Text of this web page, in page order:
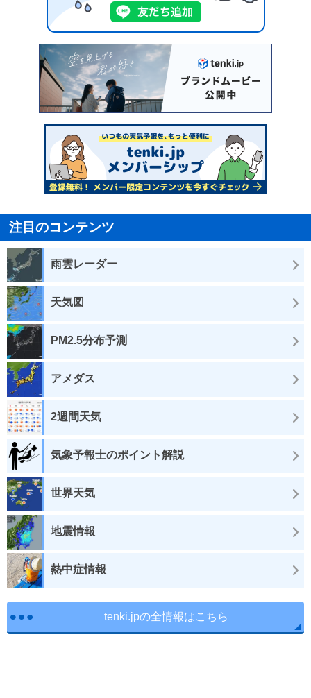
注目のコンテンツ
雨雲レーダー
天気図
PM2.5分布予測
アメダス
2週間天気
気象予報士のポイント解説
世界天気
地震情報
熱中症情報
tenki.jpの全情報はこちら